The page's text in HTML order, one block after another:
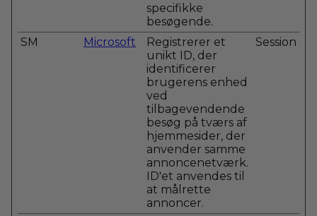
specifikke
besøgende.
SM Microsoft
Registrerer et
unikt ID, der
identificerer
brugerens enhed
ved
tilbagevendende
besøg på tværs af
hjemmesider, der
anvender samme
annoncenetværk.
ID'et anvendes til
at målrette
annoncer.
Session